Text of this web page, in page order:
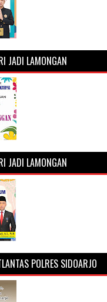
JADI LAMONGAN
JADI LAMONGAN
POLRES SIDOARJO